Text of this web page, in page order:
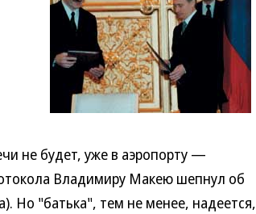
не будет, уже в аэропорту —
Владимиру Макею шепнул об
Но "батька", тем не менее, надеется,